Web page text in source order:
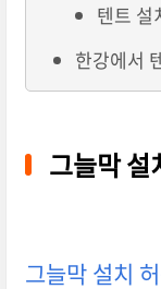
텐트 설
한강에서
그늘막 설
그늘막 설치